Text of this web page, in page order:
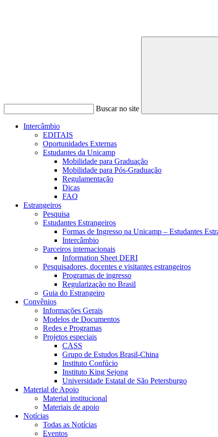
Buscar no site
Intercâmbio
EDITAIS
Oportunidades Externas
Estudantes da Unicamp
Mobilidade para Graduação
Mobilidade para Pós-Graduação
Regulamentação
Dicas
FAQ
Estrangeiros
Pesquisa
Estudantes Estrangeiros
Formas de Ingresso na Unicamp – Estudantes
Intercâmbio
Parceiros internacionais
Information Sheet DERI
Pesquisadores, docentes e visitantes estrangeiros
Programas de ingresso
Regularização no Brasil
Guia do Estrangeiro
Convênios
Informações Gerais
Modelos de Documentos
Redes e Programas
Projetos especiais
CASS
Grupo de Estudos Brasil-China
Instituto Confúcio
Instituto King Sejong
Universidade Estatal de São Petersburgo
Material de Apoio
Material institucional
Materiais de apoio
Notícias
Todas as Notícias
Eventos